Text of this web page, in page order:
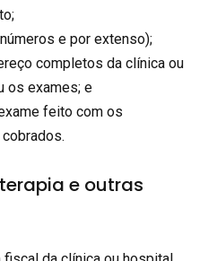
e por extenso);
completos da clínica ou
os exames; e
feito com os
e outras